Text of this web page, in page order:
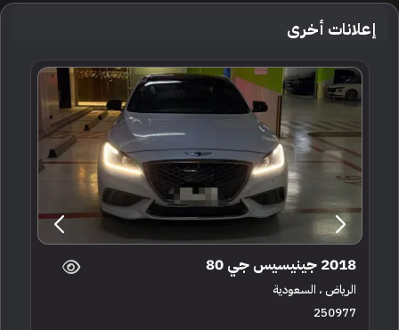
إعلانات أخرى
2018 جينيسيس جي 80
الرياض ، السعودية
250977